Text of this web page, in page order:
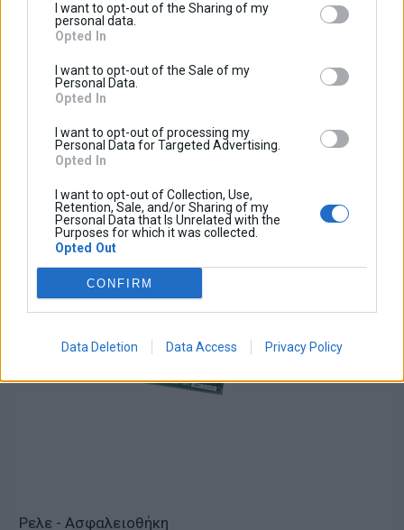
I want to opt-out of the Sharing of my
personal data.
Opted In
I want to opt-out of the Sale of my
Personal Data.
Opted In
I want to opt-out of processing my
Personal Data for Targeted Advertising.
Opted In
I want to opt-out of Collection, Use,
Retention, Sale, and/or Sharing of my
Personal Data that Is Unrelated with the
Purposes for which it was collected.
Opted Out
CONFIRM
Data Deletion Data Access Privacy Policy
Βασική τιμή με ΦΠΑ:
Ποσό ΦΠΑ:
Τιμή / Κιλά :
Ρελε - Ασφαλειοθήκη